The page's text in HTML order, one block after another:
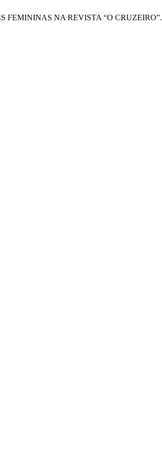
FEMININAS NA REVISTA “O CRUZEIRO”.